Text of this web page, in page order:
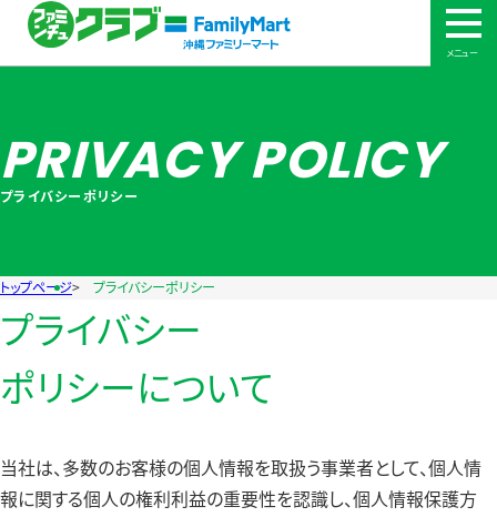
メニュー
PRIVACY POLICY
プライバシーポリシー
トップページ プライバシーポリシー
プライバシー
ポリシーについて
当社は、多数のお客様の個人情報を取扱う事業者として、個人情
報に関する個人の権利利益の重要性を認識し、個人情報保護方